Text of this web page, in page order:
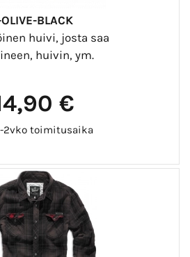
BLACK
huivi, josta saa
huivin, ym.
€
2vko toimitusaika